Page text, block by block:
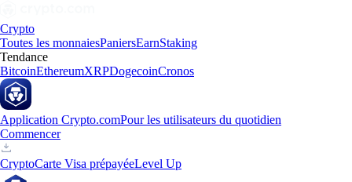
Crypto
Toutes les monnaiesPaniersEarnStaking
Tendance
BitcoinEthereumXRPDogecoinCronos
Application Crypto.comPour les utilisateurs du quotidien
Commencer
CryptoCarte Visa prépayéeLevel Up